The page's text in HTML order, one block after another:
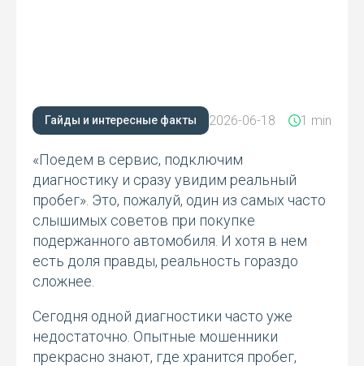
Гайды и интересные факты 2026-06-18 1 min
«Поедем в сервис, подключим
диагностику и сразу увидим реальный
пробег». Это, пожалуй, один из самых часто
слышимых советов при покупке
подержанного автомобиля. И хотя в нем
есть доля правды, реальность гораздо
сложнее.
Сегодня одной диагностики часто уже
недостаточно. Опытные мошенники
прекрасно знают, где хранится пробег,